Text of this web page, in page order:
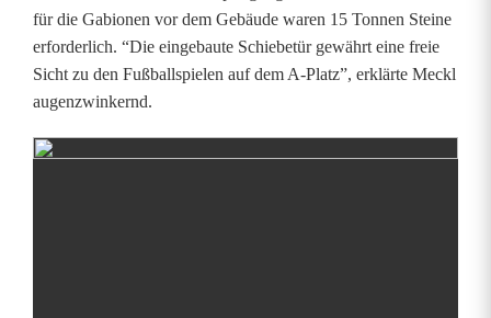
g
e
ä
für die Gabionen vor dem Gebäude waren 15 Tonnen Steine
erforderlich. “Die eingebaute Schiebetür gewährt eine freie
Sicht zu den Fußballspielen auf dem A-Platz”, erklärte Meckl
augenzwinkernd.